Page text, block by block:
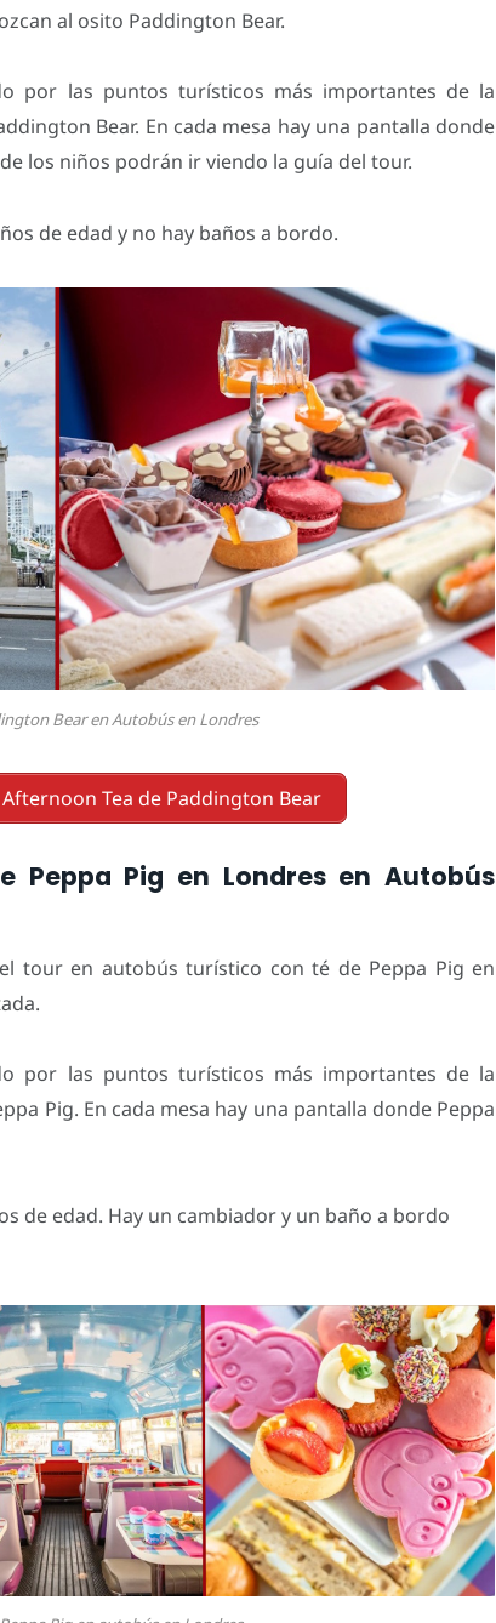
al osito Paddington Bear.
por las puntos turísticos más importantes de la
Bear. En cada mesa hay una pantalla donde
los niños podrán ir viendo la guía del tour.
de edad y no hay baños a bordo.
Bear en Autobús en Londres
Tea de Paddington Bear
Peppa Pig en Londres en Autobús
tour en autobús turístico con té de Peppa Pig en
por las puntos turísticos más importantes de la
Pig. En cada mesa hay una pantalla donde Peppa
de edad. Hay un cambiador y un baño a bordo